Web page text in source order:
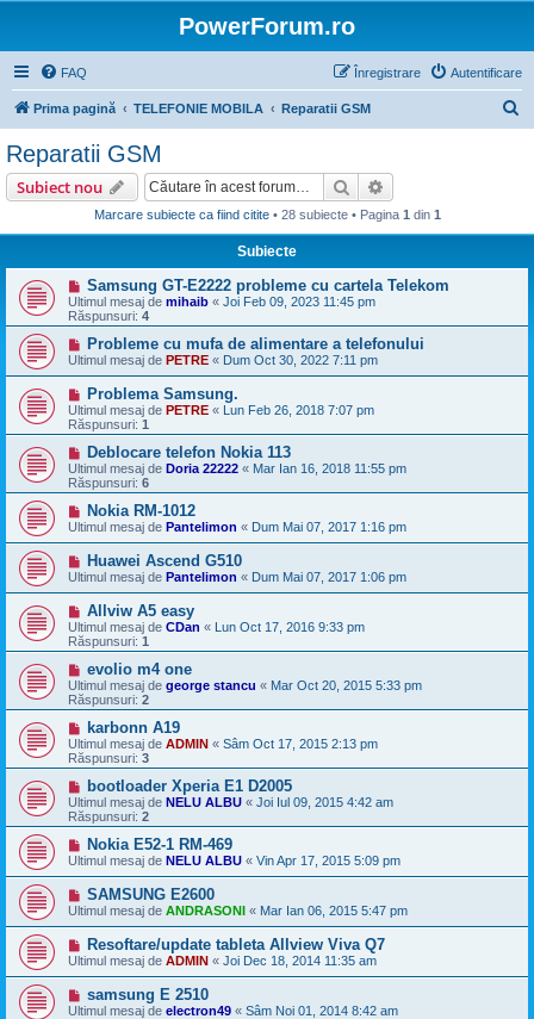
PowerForum.ro
FAQ Autentificare
Înregistrare
Prima pagină TELEFONIE MOBILA Reparatii GSM
Reparatii GSM
Subiect nou Căutare
Marcare subiecte ca fiind citite• 28 subiecte • Pagina 1 din 1
Subiecte
Samsung GT-E2222 probleme cu cartela Telekom
Ultimul mesaj de mihaib « Joi Feb 09, 2023 11:45 pm
Răspunsuri: 4
Probleme cu mufa de alimentare a telefonului
Ultimul mesaj de PETRE « Dum Oct 30, 2022 7:11 pm
Problema Samsung.
Ultimul mesaj de PETRE « Lun Feb 26, 2018 7:07 pm
Răspunsuri: 1
Deblocare telefon Nokia 113
Ultimul mesaj de Doria 22222 « Mar Ian 16, 2018 11:55 pm
Răspunsuri: 6
Nokia RM-1012
Ultimul mesaj de Pantelimon « Dum Mai 07, 2017 1:16 pm
Huawei Ascend G510
Ultimul mesaj de Pantelimon « Dum Mai 07, 2017 1:06 pm
Allviw A5 easy
Ultimul mesaj de CDan « Lun Oct 17, 2016 9:33 pm
Răspunsuri: 1
evolio m4 one
Ultimul mesaj de george stancu « Mar Oct 20, 2015 5:33 pm
Răspunsuri: 2
karbonn A19
Ultimul mesaj de ADMIN « Sâm Oct 17, 2015 2:13 pm
Răspunsuri: 3
bootloader Xperia E1 D2005
Ultimul mesaj de NELU ALBU « Joi Iul 09, 2015 4:42 am
Răspunsuri: 2
Nokia E52-1 RM-469
Ultimul mesaj de NELU ALBU « Vin Apr 17, 2015 5:09 pm
SAMSUNG E2600
Ultimul mesaj de ANDRASONI « Mar Ian 06, 2015 5:47 pm
Resoftare/update tableta Allview Viva Q7
Ultimul mesaj de ADMIN « Joi Dec 18, 2014 11:35 am
samsung E 2510
Ultimul mesaj de electron49 « Sâm Noi 01, 2014 8:42 am